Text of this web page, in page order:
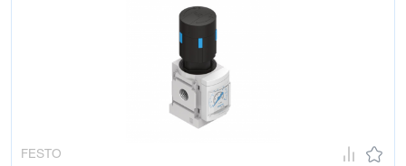
FESTO